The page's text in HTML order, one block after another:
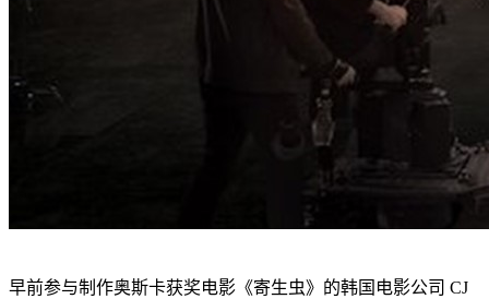
早前参与制作奥斯卡获奖电影《寄生虫》的韩国电影公司 CJ